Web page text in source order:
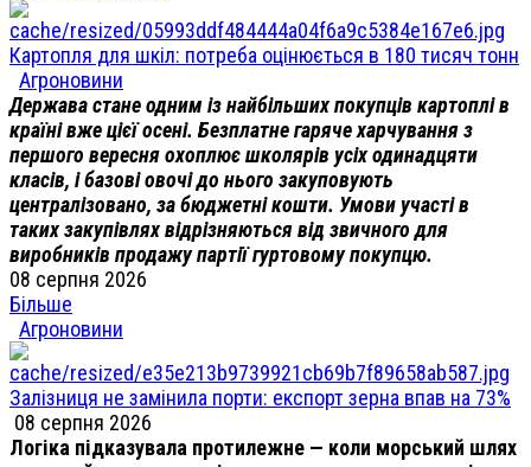
Картопля для шкіл: потреба оцінюється в 180 тисяч тонн
Агроновини
Держава стане одним із найбільших покупців картоплі в
країні вже цієї осені. Безплатне гаряче харчування з
першого вересня охоплює школярів усіх одинадцяти
класів, і базові овочі до нього закуповують
централізовано, за бюджетні кошти. Умови участі в
таких закупівлях відрізняються від звичного для
виробників продажу партії гуртовому покупцю.
08 серпня 2026
Більше
Агроновини
Залізниця не замінила порти: експорт зерна впав на 73%
08 серпня 2026
Логіка підказувала протилежне — коли морський шлях